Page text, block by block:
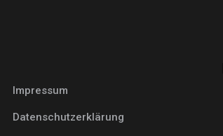
Impressum
Datenschutzerklärung